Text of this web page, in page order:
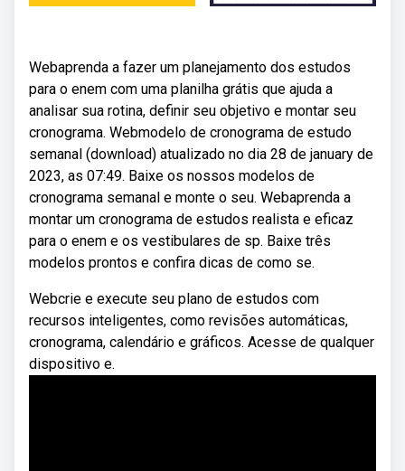
Webaprenda a fazer um planejamento dos estudos
para o enem com uma planilha grátis que ajuda a
analisar sua rotina, definir seu objetivo e montar seu
cronograma. Webmodelo de cronograma de estudo
semanal (download) atualizado no dia 28 de january de
2023, as 07:49. Baixe os nossos modelos de
cronograma semanal e monte o seu. Webaprenda a
montar um cronograma de estudos realista e eficaz
para o enem e os vestibulares de sp. Baixe três
modelos prontos e confira dicas de como se.
Webcrie e execute seu plano de estudos com
recursos inteligentes, como revisões automáticas,
cronograma, calendário e gráficos. Acesse de qualquer
dispositivo e.